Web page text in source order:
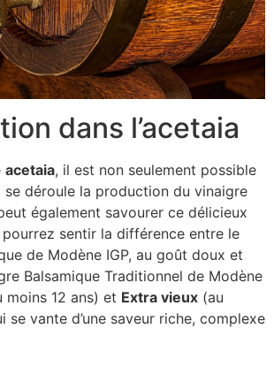
dans l’acetaia
acetaia, il est non seulement possible
déroule la production du vinaigre
également savourer ce délicieux
sentir la différence entre le
de Modène IGP, au goût doux et
Balsamique Traditionnel de Modène
moins 12 ans) et Extra vieux (au
se vante d’une saveur riche, complexe